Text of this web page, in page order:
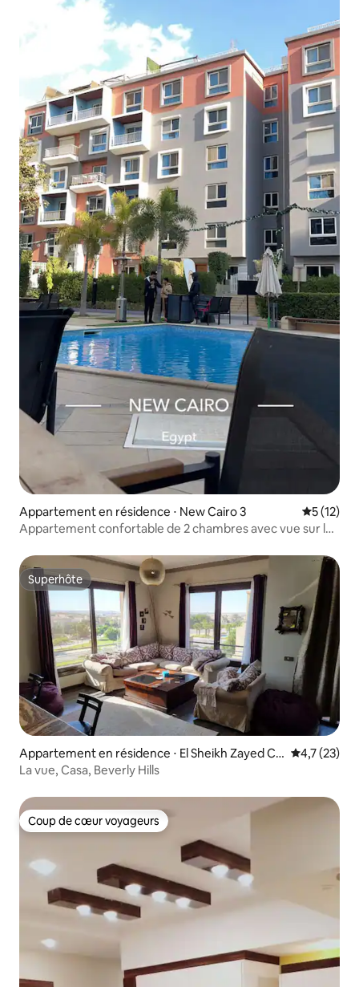
Appartement en résidence ⋅ New Cairo 3
5 (12)
Appartement confortable de 2 chambres avec vue sur la
Superhôte
Superhôte
Appartement en résidence ⋅ El Sheikh Zayed Cit
y
Évaluation
4,7 (23)
La vue, Casa, Beverly Hills
Coup de cœur voyageurs
Coup de cœur voyageurs